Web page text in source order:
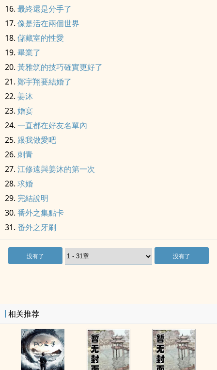
最終還是分手了
像是活在兩個世界
儲藏室的性愛
畢業了
黃雅筑的技巧確實更好了
鄭宇翔要結婚了
姜沐
婚宴
一直都在好友名單內
跟我做愛吧
刺青
江修遠與姜沐的第一次
求婚
完結說明
番外之集點卡
番外之牙刷
没有了 没有了
相关推荐